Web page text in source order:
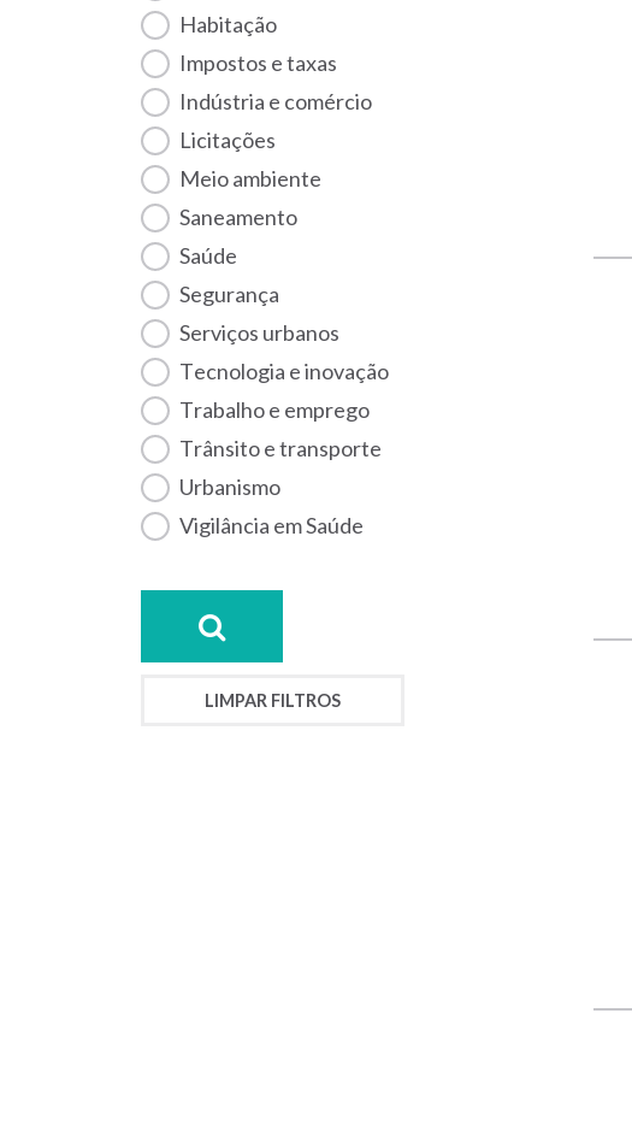
habitação
Impostos e taxas
Indústria e comércio
Licitações
Meio ambiente
Saneamento
Saúde
Segurança
Serviços urbanos
Tecnologia e inovação
Trabalho e emprego
Trânsito e transporte
Urbanismo
Vigilância em Saúde
LIMPAR FILTROS